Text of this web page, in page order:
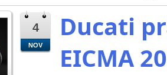
4
NOV
Ducati
EICMA